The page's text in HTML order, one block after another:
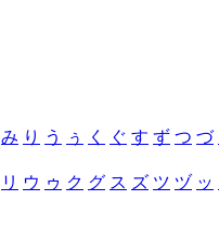
み り う ぅ く ぐ す ず つ づ
リ ウ ゥ ク グ ス ズ ツ ヅ ッ